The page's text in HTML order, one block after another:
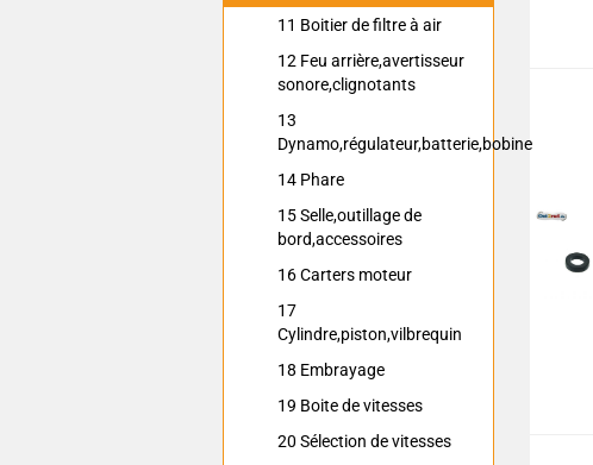
11 Boitier de filtre à air
12 Feu arrière,avertisseur
sonore,clignotants
13
Dynamo,régulateur,batterie,bobine
14 Phare
15 Selle,outillage de
bord,accessoires
16 Carters moteur
17
Cylindre,piston,vilbrequin
18 Embrayage
19 Boite de vitesses
20 Sélection de vitesses